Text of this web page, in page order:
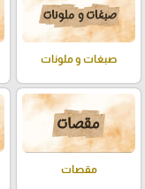
صبغات و ملونات
مقصات